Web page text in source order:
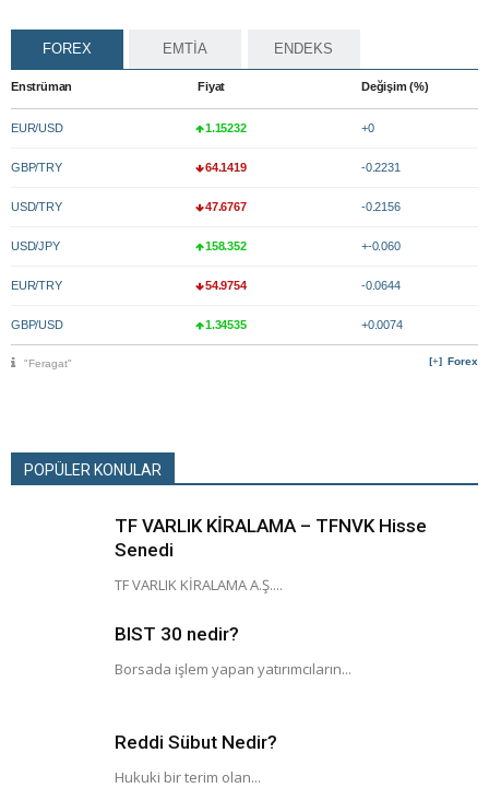
FOREX EMTİA ENDEKS
Enstrüman Fiyat Değişim (%)
EUR/USD 1.15232 +0
GBP/TRY 64.1419 -0.2231
USD/TRY 47.6767 -0.2156
USD/JPY 158.352 +-0.060
EUR/TRY 54.9754 -0.0644
GBP/USD 1.34535 +0.0074
Forex
"Feragat"
POPÜLER KONULAR
TF VARLIK KİRALAMA – TFNVK Hisse
Senedi
TF VARLIK KİRALAMA A.Ş....
BIST 30 nedir?
Borsada işlem yapan yatırımcıların...
Reddi Sübut Nedir?
Hukuki bir terim olan...